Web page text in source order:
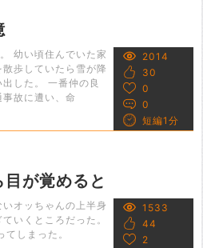
幼い頃住んでいた家
歩していたら雪が降
した。 一番仲の良
故に遭い、命
2014
30
0
0
短編1分
目が覚めると
オッちゃんの上半身
いくところだった。
しまった。
1533
44
2